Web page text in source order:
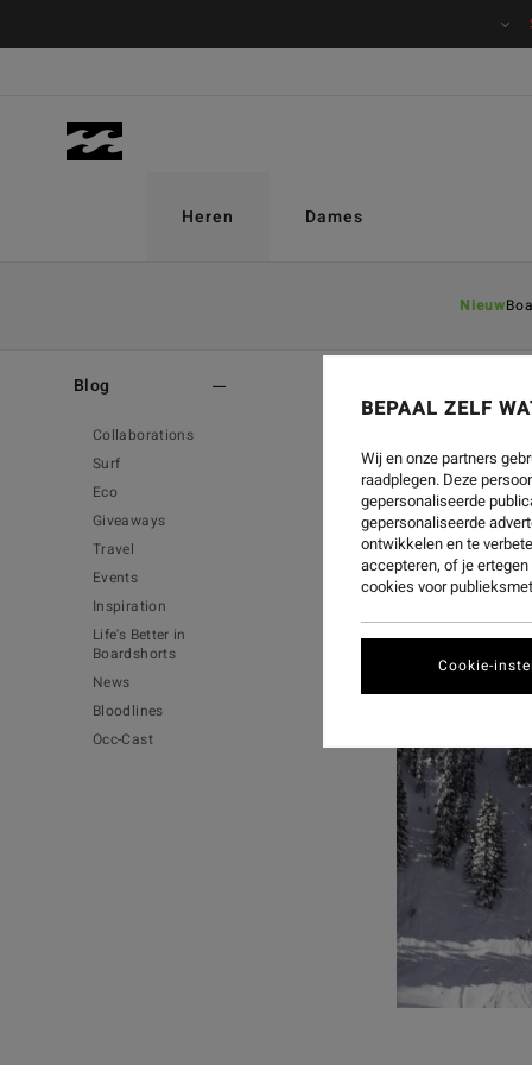
Heren
Nieuw
Dames
Blog
Collaborations
Surf
Eco
Giveaways
Travel
Events
Inspiration
Life's Better in
Boardshorts
News
Bloodlines
Occ-Cast
BEPAAL ZELF
Wij en onze partners
raadplegen. Deze
gepersonaliseerde
gepersonaliseerde
ontwikkelen en te
accepteren, of je
cookies voor
Cookie-